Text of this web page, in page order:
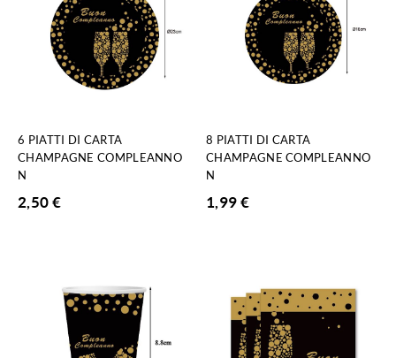
6 PIATTI DI CARTA
CHAMPAGNE COMPLEANNO
N
2,50€
8 PIATTI DI CARTA
CHAMPAGNE COMPLEANNO
N
1,99€